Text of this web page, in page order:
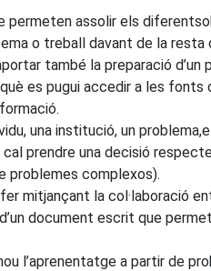
permeten assolir els
o treball davant de la
també la preparació d’un
es pugui accedir a les
una institució, un
prendre una decisió
problemes complexos).
mitjançant la col·laboració
document escrit que
l’aprenentatge a partir de